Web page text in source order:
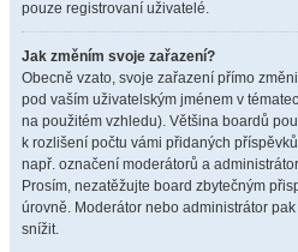
pouze registrovaní uživatelé.
Jak změním svoje zařazení?
Obecně vzato, svoje zařazení přímo
pod vaším uživatelským jménem v
na použitém vzhledu). Většina boardů
k rozlišení počtu vámi přidaných
např. označení moderátorů a
Prosím, nezatěžujte board zbytečným
úrovně. Moderátor nebo administrátor
snížit.